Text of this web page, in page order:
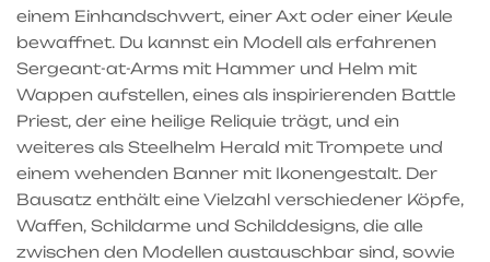
einem Einhandschwert, einer Axt oder einer Keule
bewaffnet. Du kannst ein Modell als erfahrenen
Sergeant-at-Arms mit Hammer und Helm mit
Wappen aufstellen, eines als inspirierenden Battle
Priest, der eine heilige Reliquie trägt, und ein
weiteres als Steelhelm Herald mit Trompete und
einem wehenden Banner mit Ikonengestalt. Der
Bausatz enthält eine Vielzahl verschiedener Köpfe,
Waffen, Schildarme und Schilddesigns, die alle
zwischen den Modellen austauschbar sind, sowie